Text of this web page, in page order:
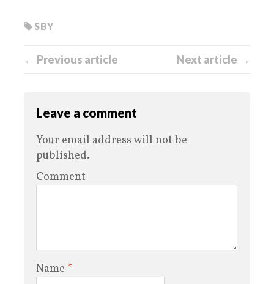
SBY
← Previous article Next article →
Leave a comment
Your email address will not be
published.
Comment
Name *